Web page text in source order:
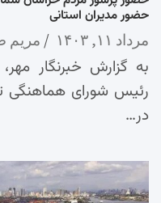
حضور مدیران استانی
مرداد ۱۱, ۱۴۰۳ مریم
به گزارش خبرنگار
رئیس شورای هماهنگی
در…